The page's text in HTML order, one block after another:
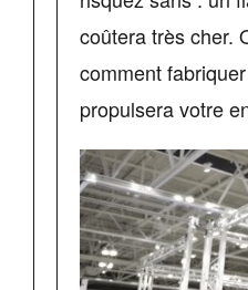
coûtera très cher.
comment
propulsera votre